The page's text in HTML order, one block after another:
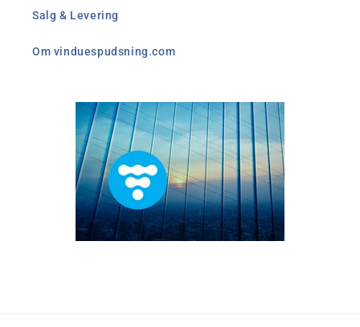
Salg & Levering
Om vinduespudsning.com